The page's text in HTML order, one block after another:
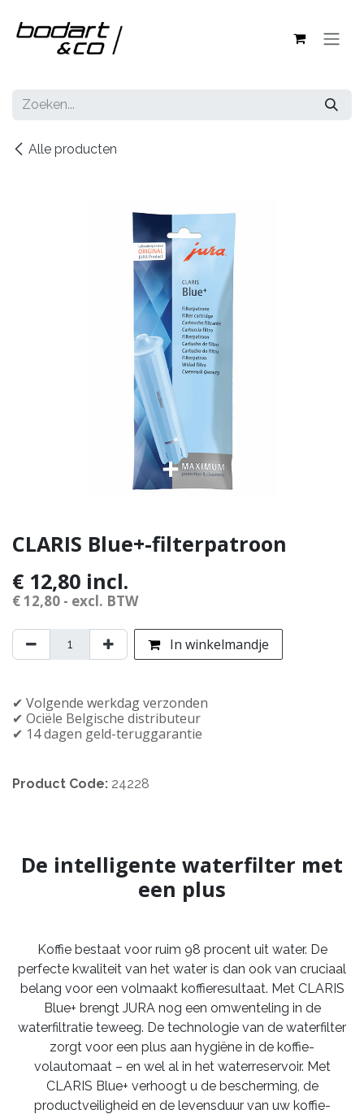
Alle producten
CLARIS Blue+-filterpatroon
€ 12,80 incl.
€12,80 - excl. BTW
In winkelmandje
✔︎ Volgende werkdag verzonden
✔︎ Officiële Belgische distributeur
✔︎ 14 dagen geld-teruggarantie
Product Code: 24228
De intelligente waterfilter met
een plus
Koffie bestaat voor ruim 98 procent uit water. De
perfecte kwaliteit van het water is dan ook van cruciaal
belang voor een volmaakt koffieresultaat. Met CLARIS
Blue+ brengt JURA nog een omwenteling in de
waterfiltratie teweeg. De technologie van de waterfilter
zorgt voor een plus aan hygiëne in de koffie-
volautomaat – en wel al in het waterreservoir. Met
CLARIS Blue+ verhoogt u de bescherming, de
productveiligheid en de levensduur van uw koffie-